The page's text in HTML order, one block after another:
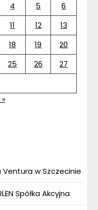
4 5
6
11 12
13
18 19
20
25 26
27
w Szczecinie
Spółka Akcyjna